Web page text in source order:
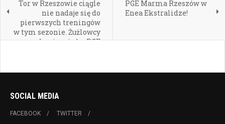
Tor w Rzeszowie ciągle
nie nadaje się do
pierwszych treningów
w tym sezonie. Żużlowcy
beniaminka PGE
PGE Marma Rzeszów w
Enea Ekstralidze!
SOCIAL MEDIA
FACEBOOK TWITTER